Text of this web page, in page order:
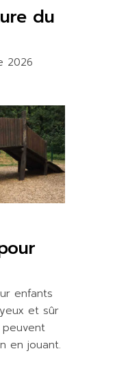
du
2026
enfants
et sûr
en jouant.